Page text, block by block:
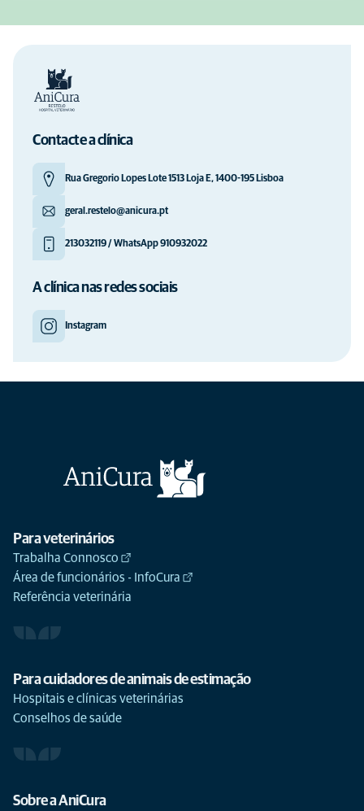
Contacte a clínica
Rua Gregorio Lopes Lote 1513 Loja E, 1400-195 Lisboa
geral.restelo@anicura.pt
213032119 / WhatsApp 910932022
A clínica nas redes sociais
Instagram
Para veterinários
Trabalha Connosco
Área de funcionários - InfoCura
Referência veterinária
Para cuidadores de animais de estimação
Hospitais e clínicas veterinárias
Conselhos de saúde
Sobre a AniCura